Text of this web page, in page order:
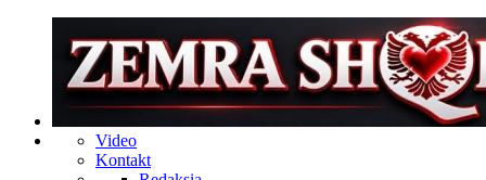
Video
Kontakt